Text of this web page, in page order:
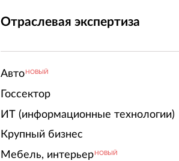
Отраслевая экспертиза
Авто НОВЫЙ
Госсектор
ИТ (информационные технологии)
Крупный бизнес
Мебель, интерьер НОВЫЙ